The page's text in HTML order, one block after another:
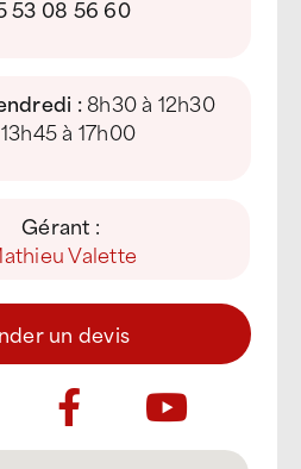
53 08 56 60
:8h30 à 12h30
à 17h00
Gérant :
Valette
un devis